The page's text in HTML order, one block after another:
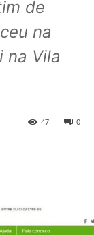
de
na
na Vila
0
47